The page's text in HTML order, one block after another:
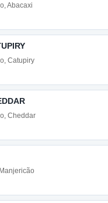
Abacaxi
Catupiry
Cheddar